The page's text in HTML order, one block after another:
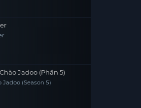
Jadoo (Phần 5)
Jadoo (Season 5)